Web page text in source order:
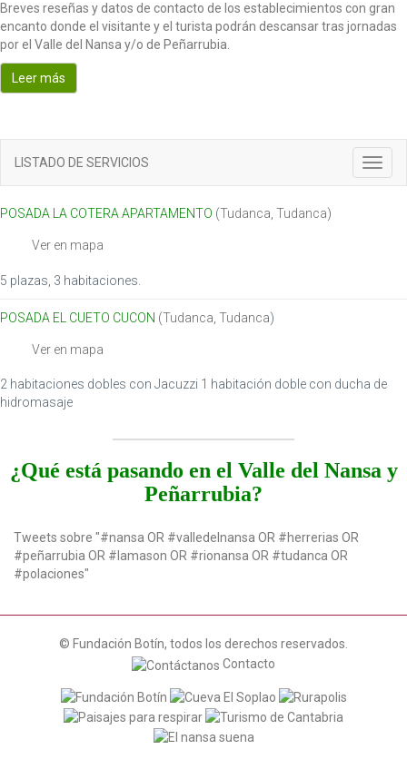
Breves reseñas y datos de contacto de los establecimientos con gran
encanto donde el visitante y el turista podrán descansar tras jornadas
por el Valle del Nansa y/o de Peñarrubia.
Leer más
LISTADO DE SERVICIOS
POSADA LA COTERA APARTAMENTO (Tudanca Tudanca)
Ver en mapa
5 plazas, 3 habitaciones.
POSADA EL CUETO CUCON (Tudanca Tudanca)
Ver en mapa
2 habitaciones dobles con Jacuzzi 1 habitación doble con ducha de
hidromasaje
¿Qué está pasando en el Valle del Nansa y
Peñarrubia?
Tweets sobre "#nansa OR #valledelnansa OR #herrerias OR
#peñarrubia OR #lamason OR #rionansa OR #tudanca OR
#polaciones"
© Fundación Botín, todos los derechos reservados.
Contacto